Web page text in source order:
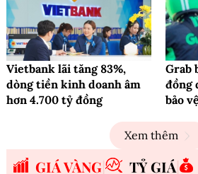
Vietbank lãi tăng 83%,
dòng tiền kinh doanh âm
hơn 4.700 tỷ đồng
Grab
đồng
bảo
Xem thêm
GIÁ VÀNG TỶ GIÁ